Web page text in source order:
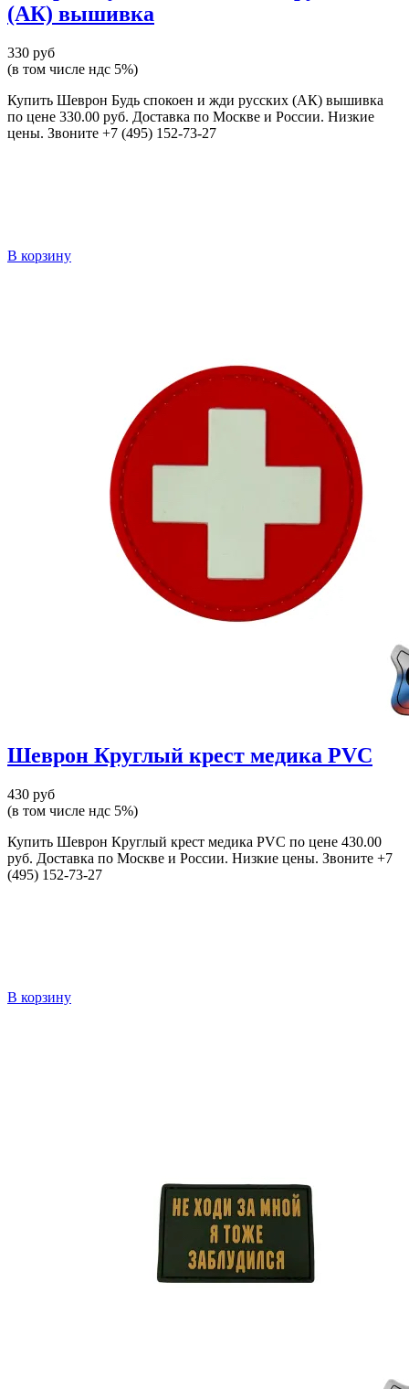
(АК) вышивка
330 руб
(в том числе ндс 5%)
Купить Шеврон Будь спокоен и жди русских (АК) вышивка
по цене 330.00 руб. Доставка по Москве и России. Низкие
цены. Звоните +7 (495) 152-73-27
В корзину
Шеврон Круглый крест медика PVC
430 руб
(в том числе ндс 5%)
Купить Шеврон Круглый крест медика PVC по цене 430.00
руб. Доставка по Москве и России. Низкие цены. Звоните +7
(495) 152-73-27
В корзину